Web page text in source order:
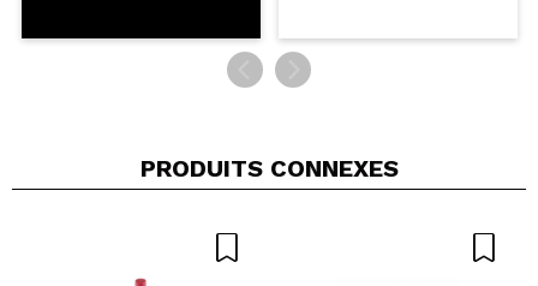
PRODUITS CONNEXES